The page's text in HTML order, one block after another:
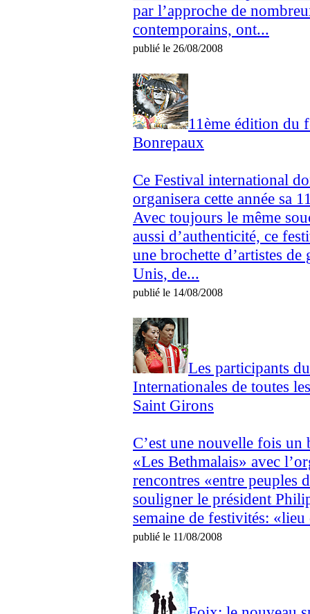
par l’approche de
contemporains, ont...
publié le 26/08/2008
11ème édition du
Bonrepaux
Ce Festival international
organisera cette année sa
Avec toujours le même
aussi d’authenticité, ce
une brochette d’artistes
Unis, de...
publié le 14/08/2008
Les participants
Internationales de toutes
Saint Girons
C’est une nouvelle fois un
«Les Bethmalais» avec
rencontres «entre peuples
souligner le président
semaine de festivités:
publié le 11/08/2008